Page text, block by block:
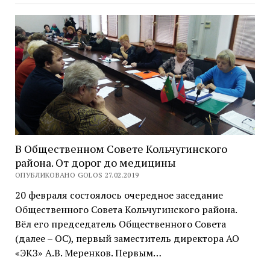
В Общественном Совете Кольчугинского
района. От дорог до медицины
ОПУБЛИКОВАНО GOLOS 27.02.2019
20 февраля состоялось очередное заседание
Общественного Совета Кольчугинского района.
Вёл его председатель Общественного Совета
(далее – ОС), первый заместитель директора АО
«ЭКЗ» А.В. Меренков. Первым…